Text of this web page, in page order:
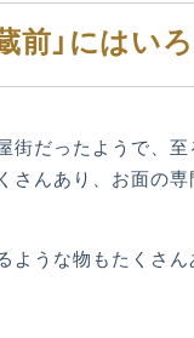
」にはい
街だったようで、
さんあり、お面の専
ような物もたくさ